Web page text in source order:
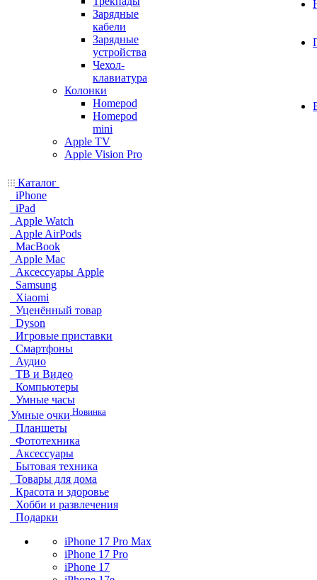
Зарядные
кабели
Зарядные
устройства
Чехол-
клавиатура
Колонки
Homepod
Homepod
mini
Apple TV
Apple Vision Pro
Каталог
iPhone
iPad
Apple Watch
Apple AirPods
MacBook
Apple Mac
Аксессуары Apple
Samsung
Xiaomi
Уценённый товар
Dyson
Игровые приставки
Смартфоны
Аудио
ТВ и Видео
Компьютеры
Умные часы
Умные очки Новинка
Планшеты
Фототехника
Аксессуары
Бытовая техника
Товары для дома
Красота и здоровье
Хобби и развлечения
Подарки
iPhone 17 Pro Max
iPhone 17 Pro
iPhone 17